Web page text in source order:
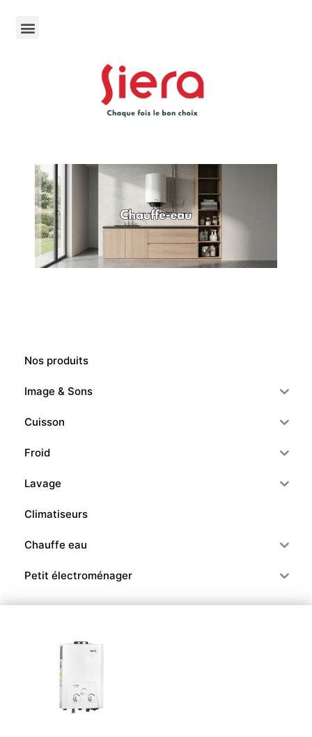
Nos produits
Image & Sons
Cuisson
Froid
Lavage
Climatiseurs
Chauffe eau
Petit électroménager